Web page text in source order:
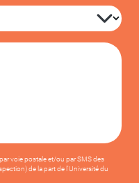
voie postale et/ou par SMS des
de la part de l'Université du